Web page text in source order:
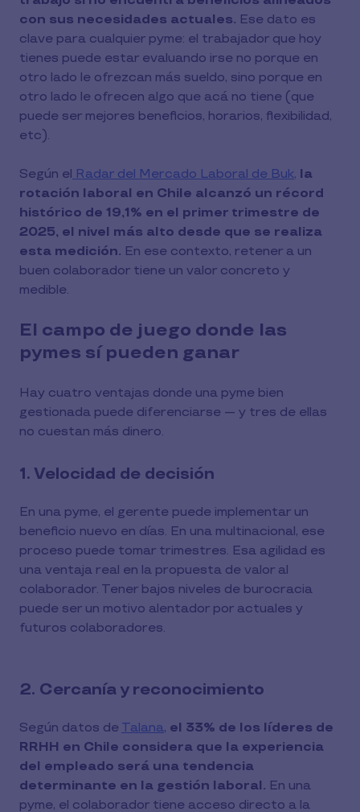
con sus necesidades actuales. Ese dato es
clave para cualquier pyme: el trabajador que hoy
tienes puede estar evaluando irse no porque en
otro lado le ofrezcan más sueldo, sino porque en
otro lado le ofrecen algo que acá no tiene (que
puede ser mejores beneficios, horarios, flexibilidad,
etc).
Según el Radar del Mercado Laboral de Buk, la
rotación laboral en Chile alcanzó un récord
histórico de 19,1% en el primer trimestre de
2025, el nivel más alto desde que se realiza
esta medición. En ese contexto, retener a un
buen colaborador tiene un valor concreto y
medible.
El campo de juego donde las
pymes sí pueden ganar
Hay cuatro ventajas donde una pyme bien
gestionada puede diferenciarse — y tres de ellas
no cuestan más dinero.
1. Velocidad de decisión
En una pyme, el gerente puede implementar un
beneficio nuevo en días. En una multinacional, ese
proceso puede tomar trimestres. Esa agilidad es
una ventaja real en la propuesta de valor al
colaborador. Tener bajos niveles de burocracia
puede ser un motivo alentador por actuales y
futuros colaboradores.
2. Cercanía y reconocimiento
Según datos de Talana, el 33% de los líderes de
RRHH en Chile considera que la experiencia
del empleado será una tendencia
determinante en la gestión laboral. En una
pyme, el colaborador tiene acceso directo a la